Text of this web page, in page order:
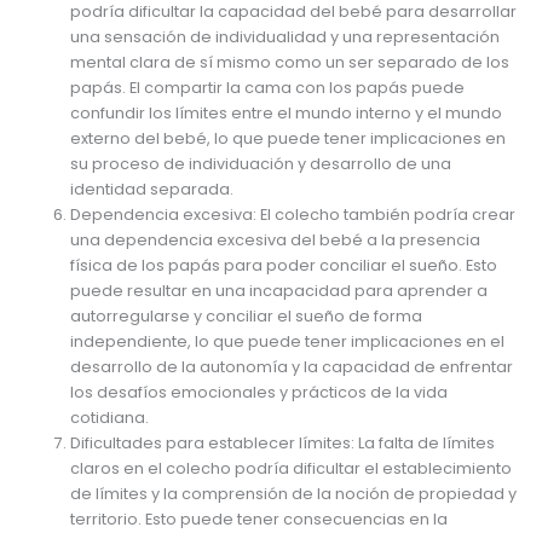
podría dificultar la capacidad del bebé para desarrollar
una sensación de individualidad y una representación
mental clara de sí mismo como un ser separado de los
papás. El compartir la cama con los papás puede
confundir los límites entre el mundo interno y el mundo
externo del bebé, lo que puede tener implicaciones en
su proceso de individuación y desarrollo de una
identidad separada.
Dependencia excesiva: El colecho también podría crear
una dependencia excesiva del bebé a la presencia
física de los papás para poder conciliar el sueño. Esto
puede resultar en una incapacidad para aprender a
autorregularse y conciliar el sueño de forma
independiente, lo que puede tener implicaciones en el
desarrollo de la autonomía y la capacidad de enfrentar
los desafíos emocionales y prácticos de la vida
cotidiana.
Dificultades para establecer límites: La falta de límites
claros en el colecho podría dificultar el establecimiento
de límites y la comprensión de la noción de propiedad y
territorio. Esto puede tener consecuencias en la